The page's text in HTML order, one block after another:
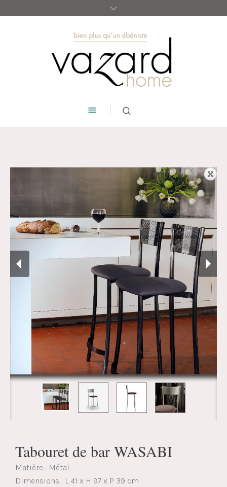
Tabouret de bar WASABI
Matière : Métal
Dimensions : L 41 x H 97 x P 39 cm